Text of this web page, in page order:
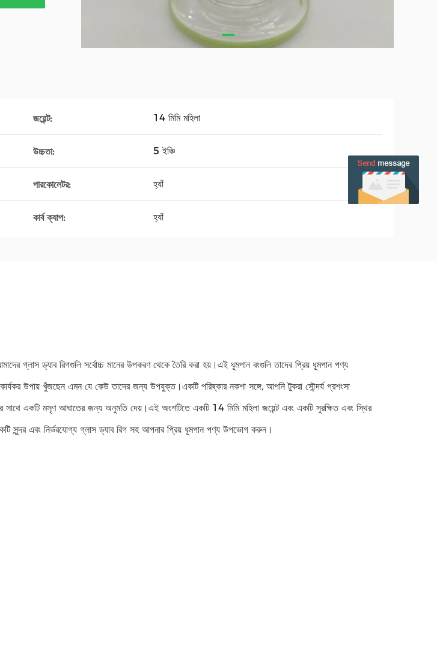
জয়েন্ট: 14 মিমি মহিলা
উচ্চতা: 5 ইঞ্চি
পারকোলেটর: হ্যাঁ
কার্ব ক্যাপ: হ্যাঁ
গ্লাস ড্যাব রিগগুলি সর্বোচ্চ মানের উপকরণ থেকে তৈরি করা হয়।এই ধূমপান বংগুলি তাদের প্রিয় ধূমপান পণ্য
উপায় খুঁজছেন এমন যে কেউ তাদের জন্য উপযুক্ত।একটি পরিষ্কার নকশা সঙ্গে, আপনি টুকরা সৌন্দর্য প্রশংসা
সাথে একটি মসৃণ আঘাতের জন্য অনুমতি দেয়।এই অংশটিতে একটি 14 মিমি মহিলা জয়েন্ট এবং একটি সুরক্ষিত এবং স্থির
সুন্দর এবং নির্ভরযোগ্য গ্লাস ড্যাব রিগ সহ আপনার প্রিয় ধূমপান পণ্য উপভোগ করুন।